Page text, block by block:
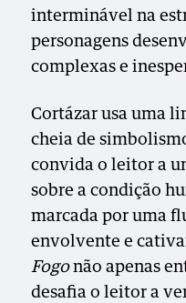
interminável na
personagens
complexas e
Cortázar usa uma
cheia de
convida o leitor a
sobre a condição
marcada por uma
envolvente e
Fogonão apenas
desafia o leitor a